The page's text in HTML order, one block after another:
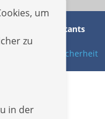
um
zu
in der
Consultants
Datensicherheit